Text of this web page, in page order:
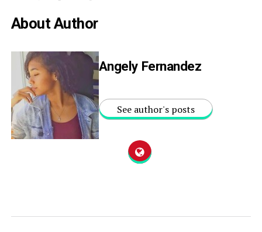
About Author
Angely Fernandez
See author's posts